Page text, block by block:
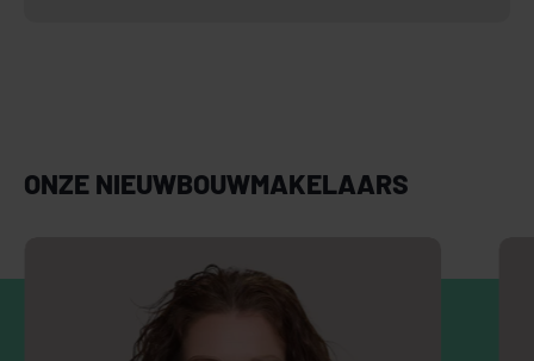
ONZE NIEUWBOUWMAKELAARS